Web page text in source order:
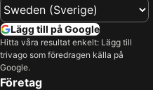
Lägg till på Google
Hitta våra resultat enkelt: Lägg till
trivago som föredragen källa på
Google.
Företag